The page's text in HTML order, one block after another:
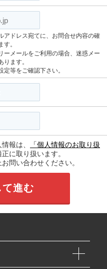
アドレス宛てに、お問合せ内容の確
。
ーメールをご利用の場合、迷惑メー
ります。
等をご確認下さい。
報は、
「個人情報のお取り扱
に取り扱います。
問い合わせください。
て進む